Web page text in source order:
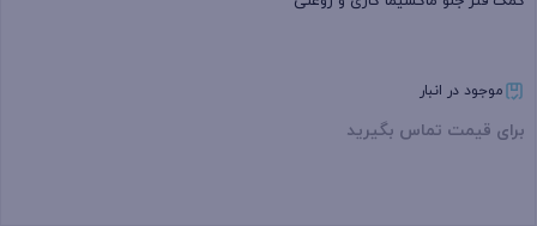
موجود در انبار
برای قیمت تماس بگیرید